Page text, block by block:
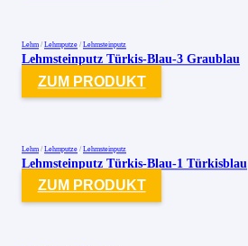
Lehm / Lehmputze / Lehmsteinputz
Lehmsteinputz Türkis-Blau-3 Graublau
ZUM PRODUKT
Lehm / Lehmputze / Lehmsteinputz
Lehmsteinputz Türkis-Blau-1 Türkisblau
ZUM PRODUKT